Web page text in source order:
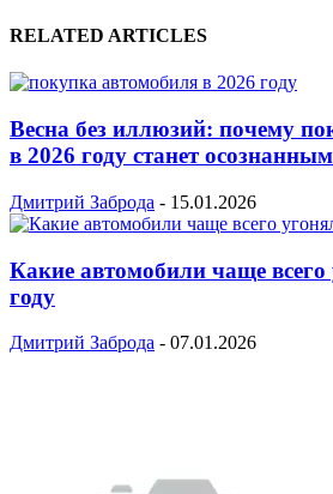
RELATED ARTICLES
Весна без иллюзий: почему
в 2026 году станет
Дмитрий Заброда - 15.01.2026
Какие автомобили чаще всего
году
Дмитрий Заброда - 07.01.2026